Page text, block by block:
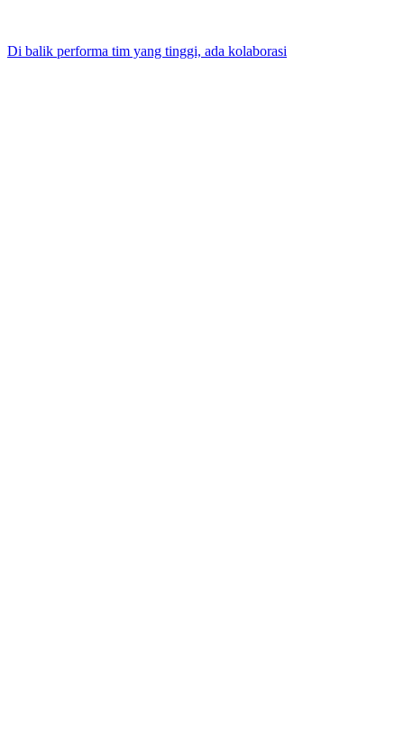
Di balik performa tim yang tinggi, ada kolaborasi